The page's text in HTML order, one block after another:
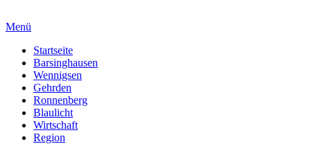
Menü
Startseite
Barsinghausen
Wennigsen
Gehrden
Ronnenberg
Blaulicht
Wirtschaft
Region